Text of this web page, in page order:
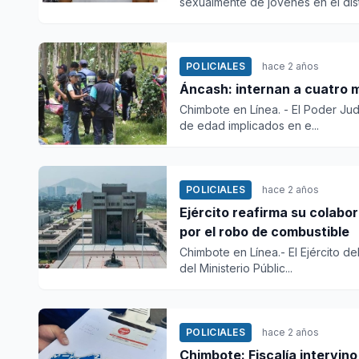
POLICIALES hace 2 años
Áncash: internan a cuatro
Chimbote en Línea. - El Poder
de edad implicados en e...
POLICIALES hace 2 años
Ejército reafirma su
por el robo de combustible
Chimbote en Línea.- El Ejército
del Ministerio Públic...
POLICIALES hace 2 años
Chimbote: Fiscalía